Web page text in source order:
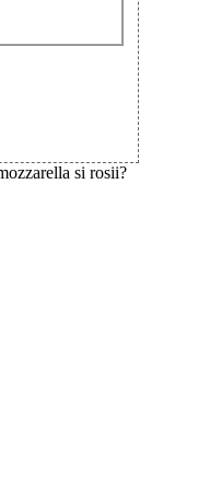
si rosii?